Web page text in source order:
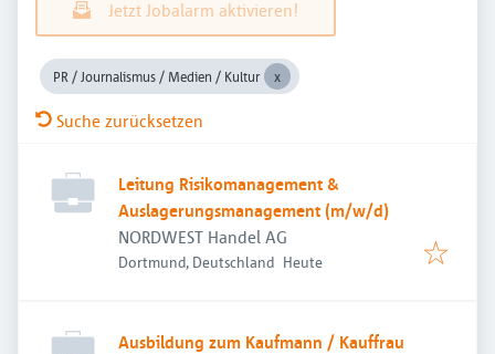
Jetzt Jobalarm aktivieren!
PR / Journalismus / Medien / Kultur
Suche zurücksetzen
Leitung Risikomanagement &
Auslagerungsmanagement (m/w/d)
NORDWEST Handel AG
Dortmund, Deutschland Veröffentlicht
Heute
Ausbildung zum Kaufmann / Kauffrau